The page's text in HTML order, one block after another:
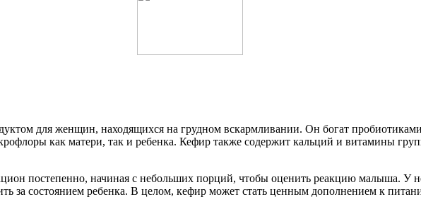
для женщин, находящихся на грудном вскармливании. Он богат
как матери, так и ребенка. Кефир также содержит кальций и витамины
постепенно, начиная с небольших порций, чтобы оценить реакцию малыша. У
за состоянием ребенка. В целом, кефир может стать ценным дополнением к